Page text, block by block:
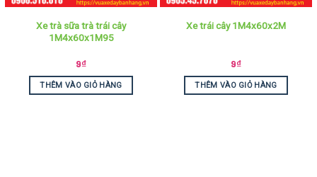
Xe trà sữa trà trái cây
1M4x60x1M95
9₫
THÊM VÀO GIỎ HÀNG
Xe trái cây 1M4x60x2M
9₫
THÊM VÀO GIỎ HÀNG